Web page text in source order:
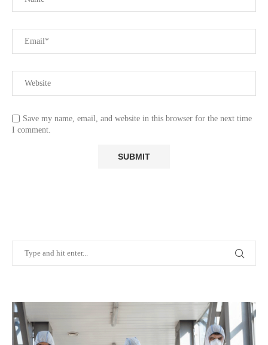
Save my name, email, and website in this browser for the next time
I comment.